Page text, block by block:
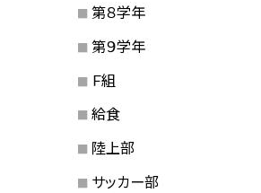
第８学年
第９学年
Ｆ組
給食
陸上部
サッカー部